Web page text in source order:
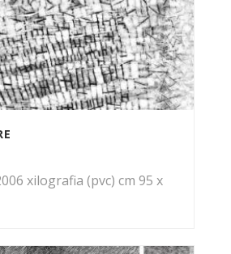
xilografia (pvc) cm 95 x